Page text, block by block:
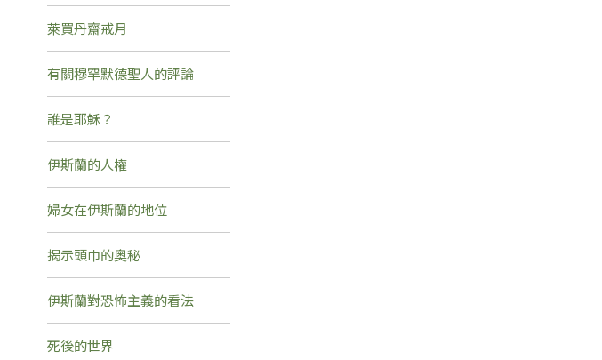
萊買丹齋戒月
有關穆罕默德聖人的評論
誰是耶穌？
伊斯蘭的人權
婦女在伊斯蘭的地位
揭示頭巾的奧秘
伊斯蘭對恐怖主義的看法
死後的世界